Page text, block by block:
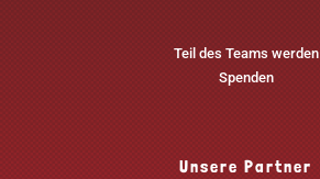
Teil des Teams werden
Spenden
Unsere Partner